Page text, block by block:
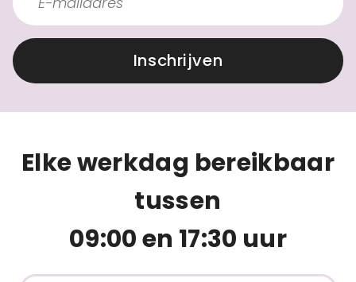
Inschrijven
Elke werkdag bereikbaar
tussen
09:00 en 17:30 uur